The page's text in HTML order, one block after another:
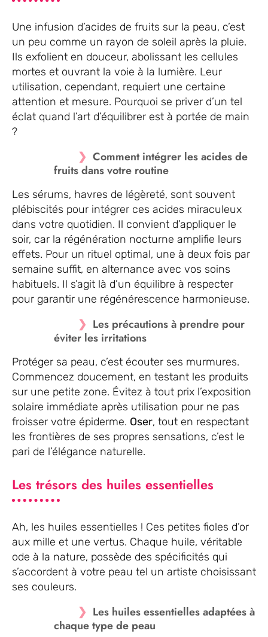
Une infusion d’acides de fruits sur la peau, c’est
un peu comme un rayon de soleil après la pluie.
Ils exfolient en douceur, abolissant les cellules
mortes et ouvrant la voie à la lumière. Leur
utilisation, cependant, requiert une certaine
attention et mesure. Pourquoi se priver d’un tel
éclat quand l’art d’équilibrer est à portée de main
?
Comment intégrer les acides de
fruits dans votre routine
Les sérums, havres de légèreté, sont souvent
plébiscités pour intégrer ces acides miraculeux
dans votre quotidien. Il convient d’appliquer le
soir, car la régénération nocturne amplifie leurs
effets. Pour un rituel optimal, une à deux fois par
semaine suffit, en alternance avec vos soins
habituels. Il s’agit là d’un équilibre à respecter
pour garantir une régénérescence harmonieuse.
Les précautions à prendre pour
éviter les irritations
Protéger sa peau, c’est écouter ses murmures.
Commencez doucement, en testant les produits
sur une petite zone. Évitez à tout prix l’exposition
solaire immédiate après utilisation pour ne pas
froisser votre épiderme. Oser, tout en respectant
les frontières de ses propres sensations, c’est le
pari de l’élégance naturelle.
Les trésors des huiles essentielles
Ah, les huiles essentielles ! Ces petites fioles d’or
aux mille et une vertus. Chaque huile, véritable
ode à la nature, possède des spécificités qui
s’accordent à votre peau tel un artiste choisissant
ses couleurs.
Les huiles essentielles adaptées à
chaque type de peau